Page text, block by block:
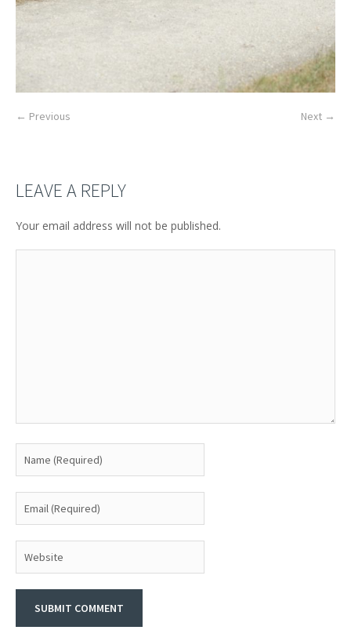
← Previous Next →
LEAVE A REPLY
Your email address will not be published.